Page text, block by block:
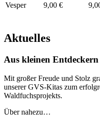
Vesper
9,00 €
Aktuelles
Aus kleinen
Mit großer Freude und Stolz
unserer GVS-Kitas zum
Waldfuchsprojekts.
Über nahezu…